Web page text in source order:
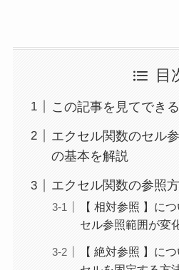
目
この記事を見てでき
エクセル関数のセル
の基本を解説
エクセル関数の参照
【 相対参照 】
セル参照範囲が変
【 絶対参照 】